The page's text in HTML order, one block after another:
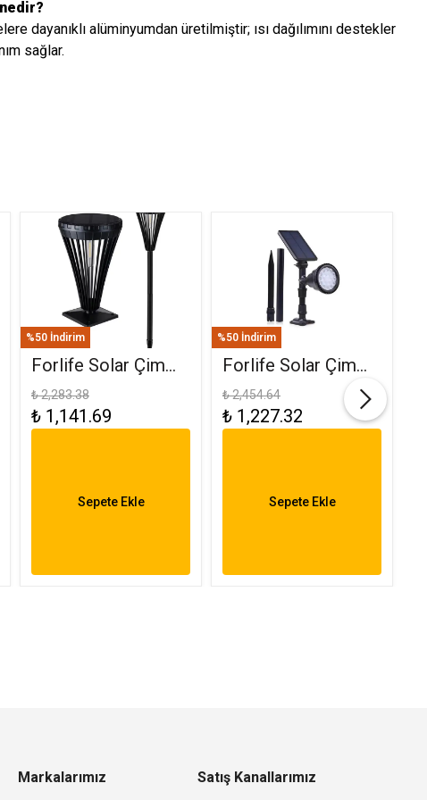
dayanıklı alüminyumdan üretilmiştir; ısı dağılımını destekler
sağlar.
%50 İndirim
Forlife Solar Çim
Ve Set Üstü
Armatür 15W FL-
₺ 2,283.38
₺ 1,141.69
Sepete Ekle
%50 İndirim
Forlife Solar Çim
Saplama 30W Yeşil
FL-3121
₺ 2,454.64
₺ 1,227.32
Sepete Ekle
Markalarımız Satış Kanallarımız